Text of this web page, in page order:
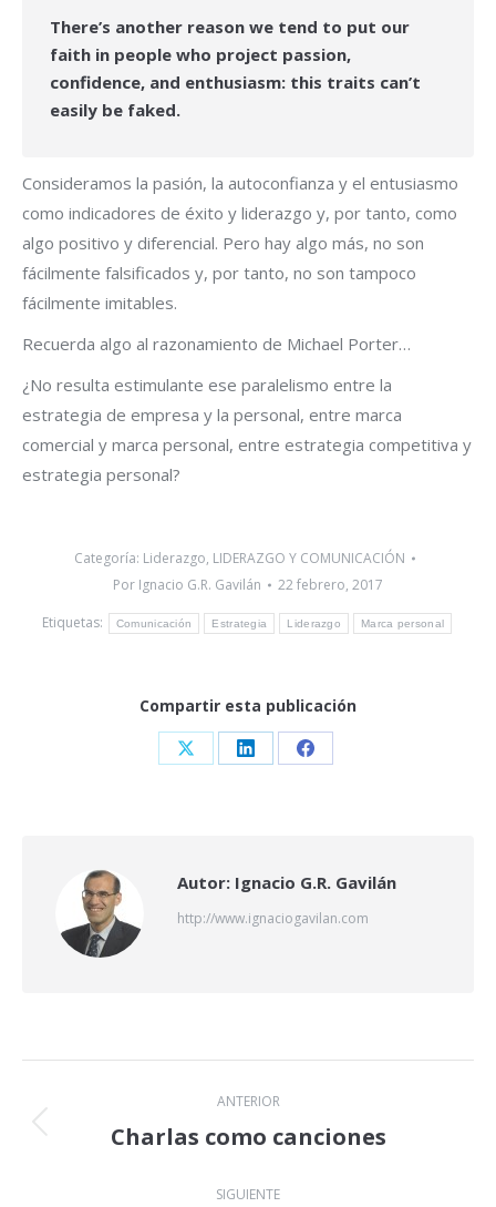
There’s another reason we tend to put our
faith in people who project passion,
confidence, and enthusiasm: this traits can’t
easily be faked.
Consideramos la pasión, la autoconfianza y el entusiasmo
como indicadores de éxito y liderazgo y, por tanto, como
algo positivo y diferencial. Pero hay algo más, no son
fácilmente falsificados y, por tanto, no son tampoco
fácilmente imitables.
Recuerda algo al razonamiento de Michael Porter…
¿No resulta estimulante ese paralelismo entre la
estrategia de empresa y la personal, entre marca
comercial y marca personal, entre estrategia competitiva y
estrategia personal?
Categoría: Liderazgo, LIDERAZGO Y COMUNICACIÓN
Por Ignacio G.R. Gavilán
22 febrero, 2017
Etiquetas:
Comunicación Estrategia Liderazgo Marca personal
Compartir esta publicación
Share Share Share
Autor: Ignacio G.R. Gavilán
http://www.ignaciogavilan.com
Navegación
entre
publicaciones
ANTERIOR
Publicación
Charlas como canciones
SIGUIENTE